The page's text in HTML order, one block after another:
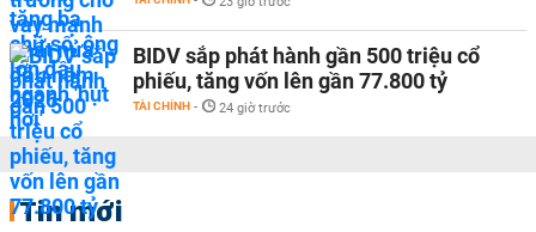
BIDV sắp phát hành gần 500 triệu cổ
phiếu, tăng vốn lên gần 77.800 tỷ
TÀI CHÍNH - 24 giờ trước
Tin mới